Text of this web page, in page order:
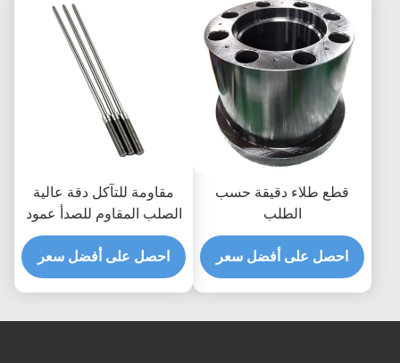
للآلات
قطع طلاء دقيقة حسب
الطلب
احصل على أفضل سعر
مقاومة للتآكل دقة عالية
الصلب المقاوم للصدأ عمود
يمكن تخصيصها أجزاء العمود
الآلي CNC
احصل على أفضل سعر